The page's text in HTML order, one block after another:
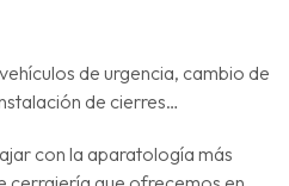
de urgencia, cambio de
de cierres…
con la aparatología más